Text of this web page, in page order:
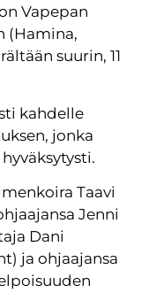
Vapepan
(Hamina,
suurin, 11
kahdelle
jonka
Taavi
Jenni
Dani
ja ohjaajansa